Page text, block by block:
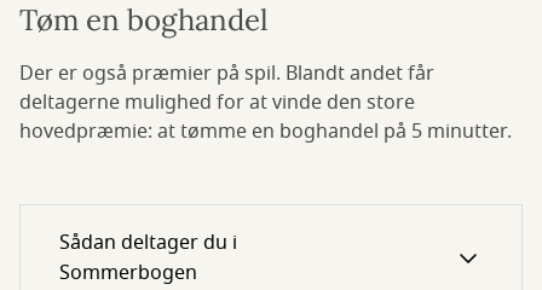
Tøm en boghandel
Der er også præmier på spil. Blandt andet får
deltagerne mulighed for at vinde den store
hovedpræmie: at tømme en boghandel på 5 minutter.
Sådan deltager du i
Sommerbogen